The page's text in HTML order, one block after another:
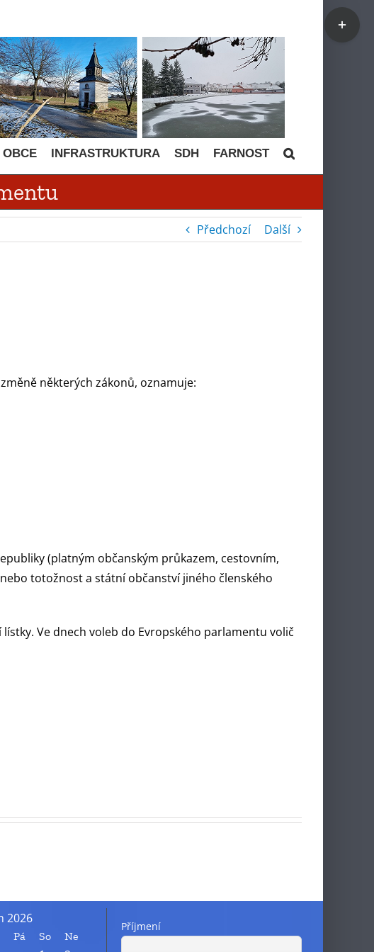
OBCE INFRASTRUKTURA SDH FARNOST
Předchozí Další
některých zákonů, oznamuje:
(platným občanským průkazem, cestovním,
totožnost a státní občanství jiného členského
Ve dnech voleb do Evropského parlamentu volič
2026
Pá So Ne
Příjmení
Toggle
Sliding